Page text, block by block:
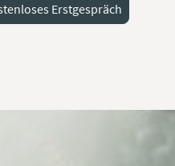
Erstgespräch